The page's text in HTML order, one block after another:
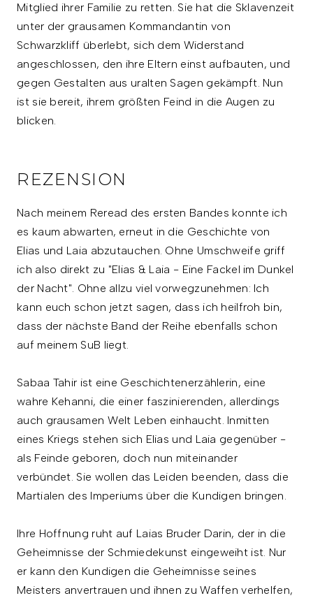
Mitglied ihrer Familie zu retten. Sie hat die Sklavenzeit
unter der grausamen Kommandantin von
Schwarzkliff überlebt, sich dem Widerstand
angeschlossen, den ihre Eltern einst aufbauten, und
gegen Gestalten aus uralten Sagen gekämpft. Nun
ist sie bereit, ihrem größten Feind in die Augen zu
blicken.
REZENSION
Nach meinem Reread des ersten Bandes konnte ich
es kaum abwarten, erneut in die Geschichte von
Elias und Laia abzutauchen. Ohne Umschweife griff
ich also direkt zu "Elias & Laia - Eine Fackel im Dunkel
der Nacht". Ohne allzu viel vorwegzunehmen: Ich
kann euch schon jetzt sagen, dass ich heilfroh bin,
dass der nächste Band der Reihe ebenfalls schon
auf meinem SuB liegt.
Sabaa Tahir ist eine Geschichtenerzählerin, eine
wahre Kehanni, die einer faszinierenden, allerdings
auch grausamen Welt Leben einhaucht. Inmitten
eines Kriegs stehen sich Elias und Laia gegenüber -
als Feinde geboren, doch nun miteinander
verbündet. Sie wollen das Leiden beenden, dass die
Martialen des Imperiums über die Kundigen bringen.
Ihre Hoffnung ruht auf Laias Bruder Darin, der in die
Geheimnisse der Schmiedekunst eingeweiht ist. Nur
er kann den Kundigen die Geheimnisse seines
Meisters anvertrauen und ihnen zu Waffen verhelfen,